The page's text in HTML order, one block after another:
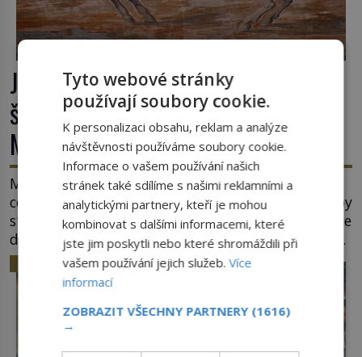
Jaroslav ze Šternberka: Neexistující
šlechtic, který z Moravy vyžene
Mongoly
Mongolové se tlačí do Evropy a hrozí, že ovládnou
celý svět. Ale naštěstí jim v samotném srdci Evropy
stojí v cestě malé, ale silné království, které dokáže
dobyvatelské hordy zastavit. Co nedokáže žádná
z asijských říší, co nedokážou Němci – to dokáže
český král. Nebo že by ne? Mongolové od roku 1223
postupují podél Kaspického a Azovského moře, […]
HISTORIE
Tyto webové stránky
používají soubory cookie.
K personalizaci obsahu, reklam a analýze
návštěvnosti používáme soubory cookie.
Informace o vašem používání našich
stránek také sdílíme s našimi reklamními a
analytickými partnery, kteří je mohou
kombinovat s dalšími informacemi, které
jste jim poskytli nebo které shromáždili při
vašem používání jejich služeb.Více
informací
ZOBRAZIT VŠECHNY PARTNERY (1616)
→